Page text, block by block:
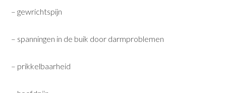
– gewrichtspijn
– spanningen in de buik door darmproblemen
– prikkelbaarheid